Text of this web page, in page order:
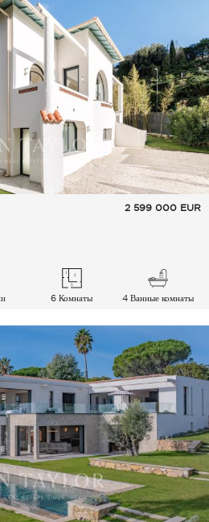
2 599 000 EUR
6 Комнаты 4 Ванные комнаты